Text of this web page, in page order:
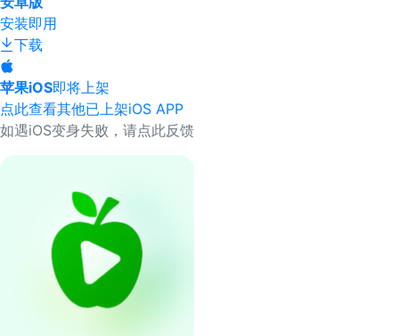
安装即用
下载
苹果iOS即将上架
点此查看其他已上架iOS APP
如遇iOS变身失败，请点此反馈